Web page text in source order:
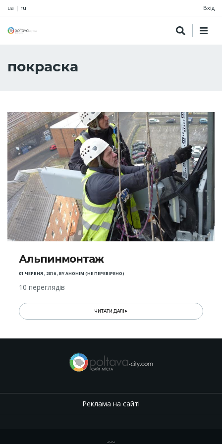
ua | ru Вхід
покраска
Альпинмонтаж
01 ЧЕРВНЯ , 2016,BYАНОНІМ (НЕ ПЕРЕВІРЕНО)
10 переглядів
ЧИТАТИ ДАЛІ
Реклама на сайті
, ,